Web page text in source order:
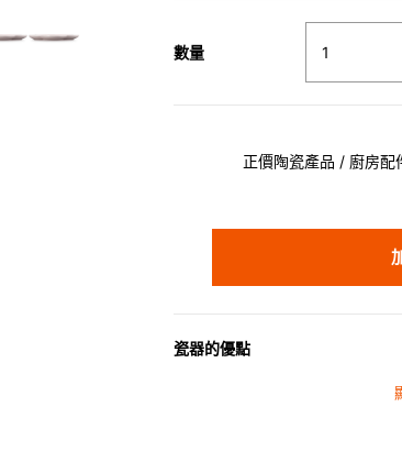
數量
正價陶瓷產品 / 廚房
瓷器的優點
• 耐熱性極佳，適用於微波爐，